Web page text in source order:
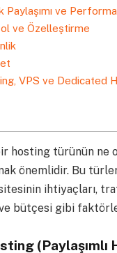
Paylaşımı ve
ve Özelleştirme
VPS ve Dedicated
hosting türünün ne
önemlidir. Bu
ihtiyaçları,
bütçesi gibi
(Paylaşımlı